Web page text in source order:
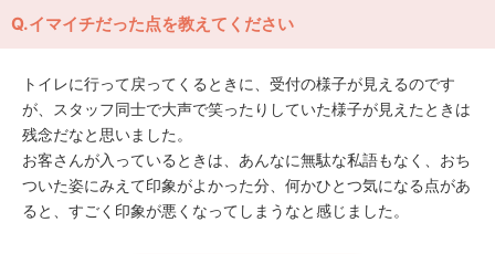
Q.イマイチだった点を教えてください
トイレに行って戻ってくるときに、受付の様子が見えるのです
が、スタッフ同士で大声で笑ったりしていた様子が見えたときは
残念だなと思いました。
お客さんが入っているときは、あんなに無駄な私語もなく、おち
ついた姿にみえて印象がよかった分、何かひとつ気になる点があ
ると、すごく印象が悪くなってしまうなと感じました。